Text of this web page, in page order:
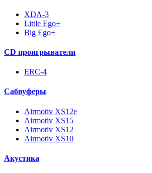
XDA-3
Little Ego+
Big Ego+
CD проигрыватели
ERC-4
Сабвуферы
Airmotiv XS12e
Airmotiv XS15
Airmotiv XS12
Airmotiv XS10
Акустика